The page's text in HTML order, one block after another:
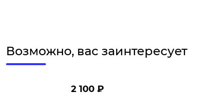
Возможно, вас заинтересует
2 100 ₽